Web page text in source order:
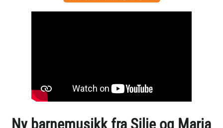
Ny barnemusikk fra Silje og Maria